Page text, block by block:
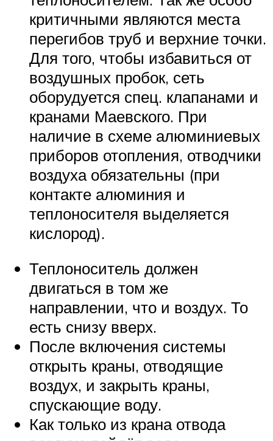
критичными являются места
перегибов труб и верхние точки.
Для того, чтобы избавиться от
воздушных пробок, сеть
оборудуется спец. клапанами и
кранами Маевского. При
наличие в схеме алюминиевых
приборов отопления, отводчики
воздуха обязательны (при
контакте алюминия и
теплоносителя выделяется
кислород).
Теплоноситель должен
двигаться в том же
направлении, что и воздух. То
есть снизу вверх.
После включения системы
открыть краны, отводящие
воздух, и закрыть краны,
спускающие воду.
Как только из крана отвода